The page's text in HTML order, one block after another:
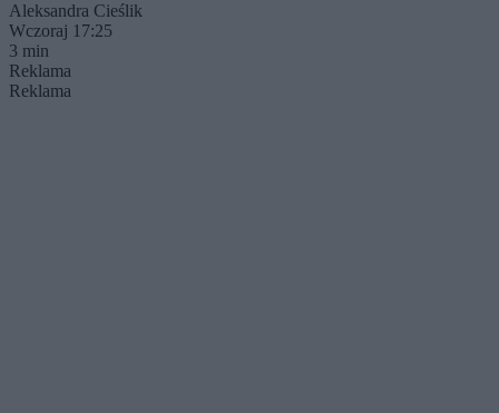
Aleksandra Cieślik
Wczoraj 17:25
3 min
Reklama
Reklama